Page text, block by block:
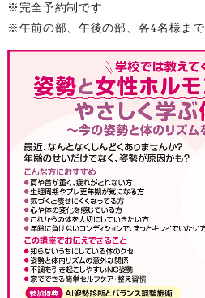
※完全予約制です
※午前の部、午後の部、各4名様まで